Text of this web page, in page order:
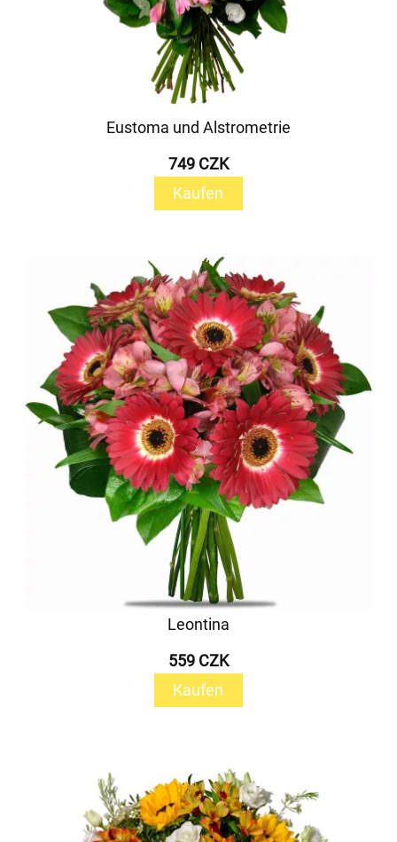
Eustoma und Alstrometrie
749 CZK
Kaufen
Leontina
559 CZK
Kaufen